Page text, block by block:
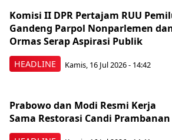
HEADLINE
Komisi II DPR Pertajam RUU
Gandeng Parpol Nonparlemen
Ormas Serap Aspirasi Publik
Kamis, 16 Jul 2026 - 14:42
Prabowo dan Modi Resmi Kerja
Sama Restorasi Candi Prambanan